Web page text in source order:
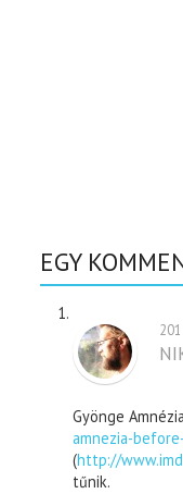
EGY
Gyönge
amnezia-
(http://
tűnik.